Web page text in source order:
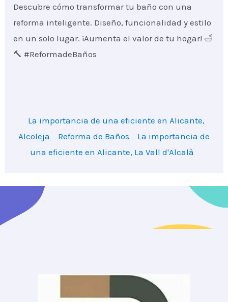
Descubre cómo transformar tu baño con una
reforma inteligente. Diseño, funcionalidad y estilo
en un solo lugar. ¡Aumenta el valor de tu hogar! 🛁
🔨 #ReformadeBaños
La importancia de una eficiente en Alicante,
Alcoleja
Reforma de Baños
La importancia de
una eficiente en Alicante, La Vall d'Alcalà